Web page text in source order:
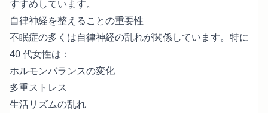
すすめしています。
自律神経を整えることの重要性
不眠症の多くは自律神経の乱れが関係しています。特に
40 代女性は：
ホルモンバランスの変化
多重ストレス
生活リズムの乱れ